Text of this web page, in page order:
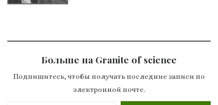
Больше на Granite of science
Подпишитесь, чтобы получать последние записи по
электронной почте.
Введите адрес электронной почты…